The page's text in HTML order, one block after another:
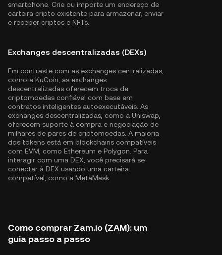
smartphone. Crie ou importe um endereço de
carteira cripto existente para armazenar, enviar
e receber criptos e NFTs.
Exchanges descentralizadas (DEXs)
Em contraste com as exchanges centralizadas,
como a KuCoin, as exchanges
descentralizadas oferecem troca de
criptomoedas confiável com base em
contratos inteligentes autoexecutáveis. As
exchanges descentralizadas, como a Uniswap,
oferecem suporte à compra e negociação de
milhares de pares de criptomoedas. A maioria
dos tokens está em blockchains compatíveis
com EVM, como Ethereum e Polygon . Para
interagir com uma DEX, você precisará se
conectar à DEX usando uma carteira
compatível, como a MetaMask.
Como comprar Zam.io (ZAM): um
guia passo a passo